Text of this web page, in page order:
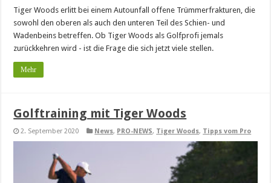
Tiger Woods erlitt bei einem Autounfall offene Trümmerfrakturen, die
sowohl den oberen als auch den unteren Teil des Schien- und
Wadenbeins betreffen. Ob Tiger Woods als Golfprofi jemals
zurückkehren wird - ist die Frage die sich jetzt viele stellen.
Mehr
Golftraining mit Tiger Woods
2. September 2020 News, PRO-NEWS, Tiger Woods, Tipps vom Pro